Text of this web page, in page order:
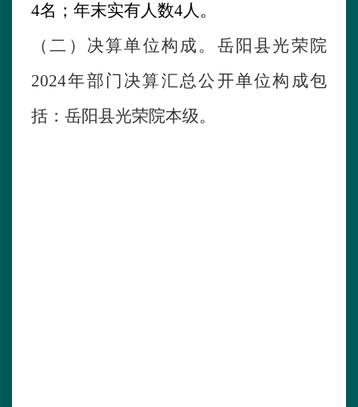
4名；年末实有人数4人。
（二）决算单位构成。 岳阳县光荣院
2024年部门决算汇总公开单位构成包
括： 岳阳县光荣院本级。